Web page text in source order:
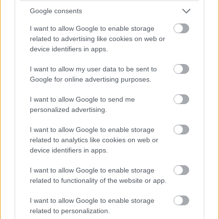
Google consents
I want to allow Google to enable storage
related to advertising like cookies on web or
device identifiers in apps.
I want to allow my user data to be sent to
Google for online advertising purposes.
I want to allow Google to send me
personalized advertising.
I want to allow Google to enable storage
related to analytics like cookies on web or
device identifiers in apps.
I want to allow Google to enable storage
related to functionality of the website or app.
I want to allow Google to enable storage
related to personalization.
Mark nagyot fújt. „Mert Cole azt hiszi, kimagyarázza. Azt
mondta, hogy te túl érzelmes vagy. Azt is hozzátette, hogy
bármikor visszajöhet, mert tud téged kezelni.”
A reggelizőasztalra néztem, a gyerekek jöttek-mentek,
keresték a helyüket a napban.
„Hat gyerekem van, Mark. Leah tizenkettő. Ezt nem lehet
„Tudom”, mondta. „Pont ezért gyere be.”
Lenémítottam. Rose megrántotta a pólóm alját.
Leguggoltam hozzá. „Ülj le a tesóddal, kincsem. Mindjárt